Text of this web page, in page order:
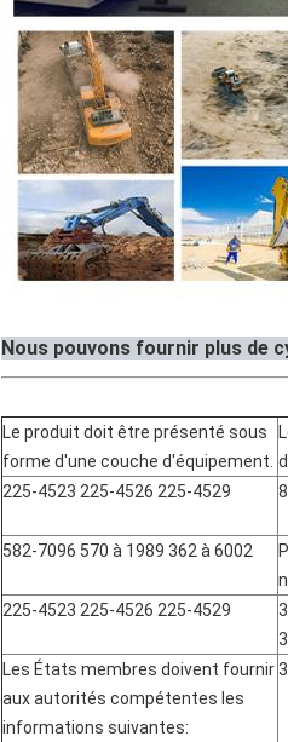
Nous pouvons fournir plus de
Le produit doit être présenté sous
forme d'une couche d'équipement.
225-4523 225-4526 225-4529
582-7096 570 à 1989 362 à 6002
225-4523 225-4526 225-4529
Les États membres doivent fournir
aux autorités compétentes les
informations suivantes: